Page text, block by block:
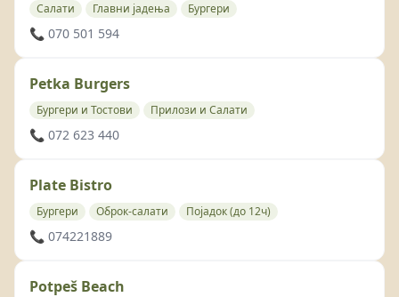
Салати Главни јадења Бургери
📞 070 501 594
Petka Burgers
Бургери и Тостови Прилози и Салати
📞 072 623 440
Plate Bistro
Бургери Оброк-салати Појадок (до 12ч)
📞 074221889
Potpeš Beach